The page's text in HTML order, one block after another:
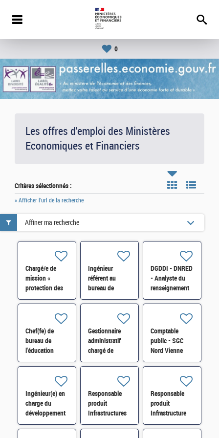
0
Les offres d'emploi des Ministères
Economiques et Financiers
Critères sélectionnés :
» Afficher l'url de la recherche
Chargé/e de
mission «
protection des
actifs
SISSE-POLOP-
044 H/F
Ingénieur
référent au
bureau de
l'expertise
industrielle au
SBDU-SI-
SDBU-016 H/F
DGDDI - DNRED
- Analyste du
renseignement
« réseaux
/immigration
illégale » H/F
Chef(fe) de
bureau de
l'éducation
nationale
Gestionnaire
administratif
chargé de
maintenances
immobilier H/F
Comptable
public - SGC
Nord Vienne
Châtellerault et
Ingénieur(e) en
charge du
développement
et de
Responsable
produit
Infrastructures
Réseaux et
Responsable
produit
Infrastructure
Linux et
Affiner ma recherche